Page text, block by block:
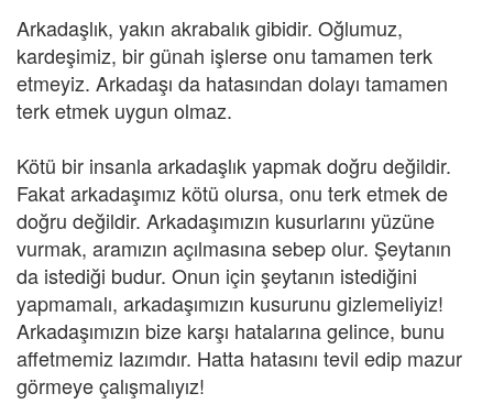
Arkadaşlık, yakın akrabalık gibidir. Oğlumuz,
kardeşimiz, bir günah işlerse onu tamamen terk
etmeyiz. Arkadaşı da hatasından dolayı tamamen
terk etmek uygun olmaz.
Kötü bir insanla arkadaşlık yapmak doğru değildir.
Fakat arkadaşımız kötü olursa, onu terk etmek de
doğru değildir. Arkadaşımızın kusurlarını yüzüne
vurmak, aramızın açılmasına sebep olur. Şeytanın
da istediği budur. Onun için şeytanın istediğini
yapmamalı, arkadaşımızın kusurunu gizlemeliyiz!
Arkadaşımızın bize karşı hatalarına gelince, bunu
affetmemiz lazımdır. Hatta hatasını tevil edip mazur
görmeye çalışmalıyız!